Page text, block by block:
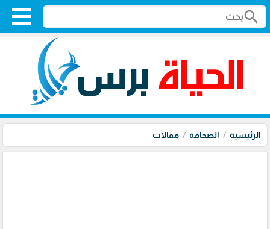
search
الرئيسية الصحافة مقالات